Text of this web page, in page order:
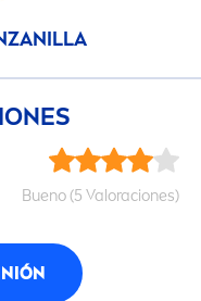
Bueno (5 Valoraciones)